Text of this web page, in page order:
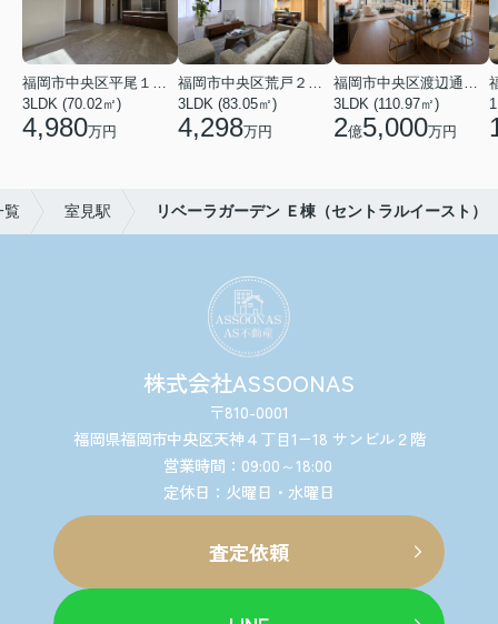
3LDK (70.02㎡)
4,980万円
3LDK (83.05㎡)
4,298万円
3LDK (110.97㎡)
2億5,000万円
覧 室見駅 リベーラガーデン Ｅ棟（セントラルイースト）
株式会社ASSOONAS
〒810-0001
福岡県福岡市中央区天神４丁目1−18 サンビル２階
営業時間：09:00～18:00
定休日：火曜日・水曜日
査定依頼